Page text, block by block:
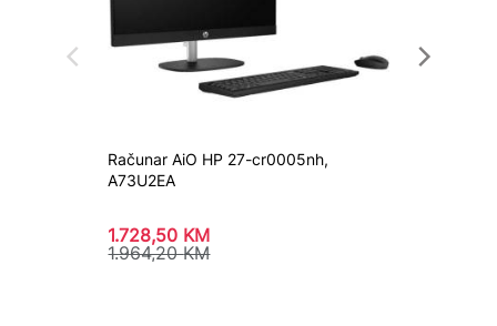
Računar AiO HP 27-cr0005nh,
A73U2EA
1.728,50 KM
1.964,20KM